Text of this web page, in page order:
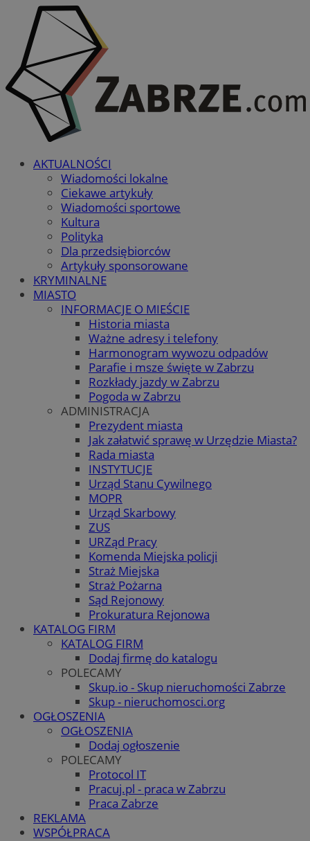
AKTUALNOŚCI
Wiadomości lokalne
Ciekawe artykuły
Wiadomości sportowe
Kultura
Polityka
Dla przedsiębiorców
Artykuły sponsorowane
KRYMINALNE
MIASTO
INFORMACJE O MIEŚCIE
Historia miasta
Ważne adresy i telefony
Harmonogram wywozu odpadów
Parafie i msze święte w Zabrzu
Rozkłady jazdy w Zabrzu
Pogoda w Zabrzu
ADMINISTRACJA
Prezydent miasta
Jak załatwić sprawę w Urzędzie Miasta?
Rada miasta
INSTYTUCJE
Urząd Stanu Cywilnego
MOPR
Urząd Skarbowy
ZUS
URZąd Pracy
Komenda Miejska policji
Straż Miejska
Straż Pożarna
Sąd Rejonowy
Prokuratura Rejonowa
KATALOG FIRM
KATALOG FIRM
Dodaj firmę do katalogu
POLECAMY
Skup.io - Skup nieruchomości Zabrze
Skup - nieruchomosci.org
OGŁOSZENIA
OGŁOSZENIA
Dodaj ogłoszenie
POLECAMY
Protocol IT
Pracuj.pl - praca w Zabrzu
Praca Zabrze
REKLAMA
WSPÓŁPRACA